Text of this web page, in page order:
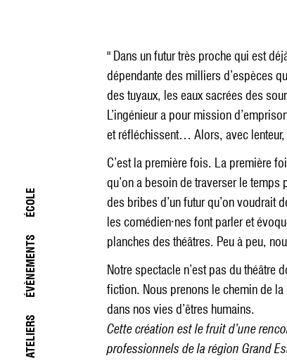
ATELIERS
ÉVÈNEMENTS
ÉCOLE
" Dans un futur très proche qui est
dépendante des milliers d’espèces
des tuyaux, les eaux sacrées des
L’ingénieur a pour mission
et réfléchissent… Alors, avec
C’est la première fois. La première
qu’on a besoin de traverser le
des bribes d’un futur qu’on
les comédien·nes font parler et
planches des théâtres. Peu à peu,
Notre spectacle n’est pas du théâtre
fiction. Nous prenons le chemin de
dans nos vies d’êtres humains.
Cette création est le fruit d’une
professionnels de la région Grand